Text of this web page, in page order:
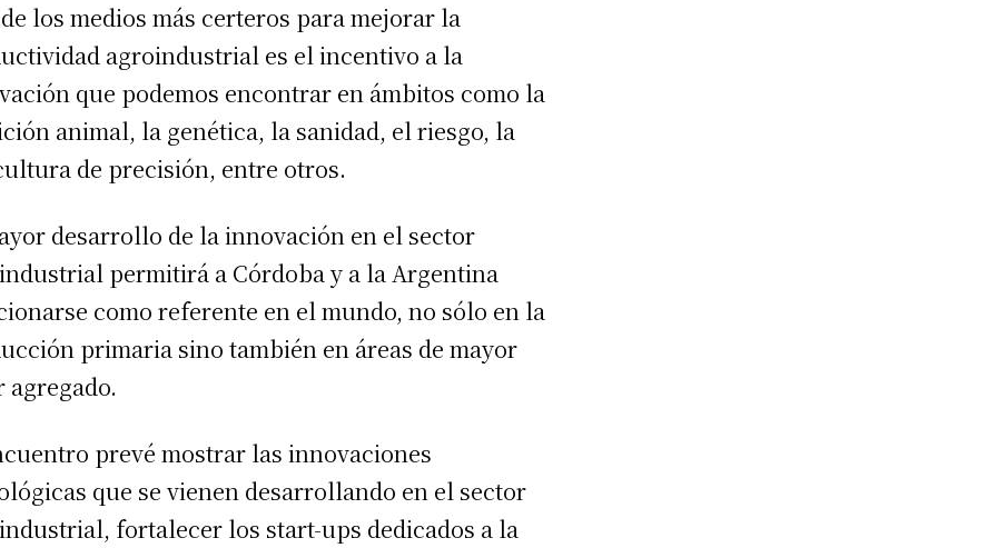
los medios más certeros para mejorar la
agroindustrial es el incentivo a la
que podemos encontrar en ámbitos como la
animal, la genética, la sanidad, el riesgo, la
de precisión, entre otros.
desarrollo de la innovación en el sector
permitirá a Córdoba y a la Argentina
como referente en el mundo, no sólo en la
primaria sino también en áreas de mayor
agregado.
prevé mostrar las innovaciones
que se vienen desarrollando en el sector
fortalecer los start-ups dedicados a la